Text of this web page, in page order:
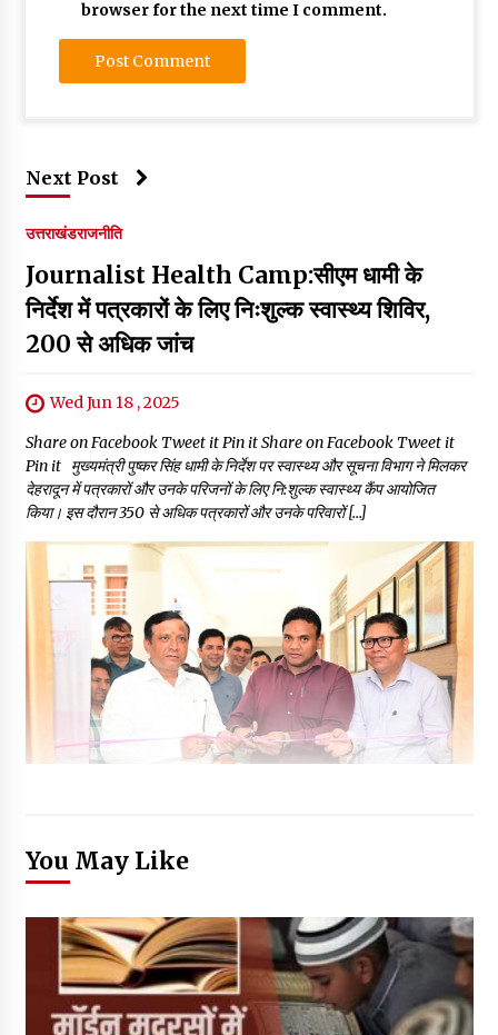
browser for the next time I comment.
Next Post
उत्तराखंडराजनीति
Journalist Health Camp:सीएम धामी के
निर्देश में पत्रकारों के लिए निःशुल्क स्वास्थ्य शिविर,
200 से अधिक जांच
Wed Jun 18 , 2025
Share on Facebook Tweet it Pin it Share on Facebook Tweet it
Pin it मुख्यमंत्री पुष्कर सिंह धामी के निर्देश पर स्वास्थ्य और सूचना विभाग ने मिलकर
देहरादून में पत्रकारों और उनके परिजनों के लिए नि:शुल्क स्वास्थ्य कैंप आयोजित
किया। इस दौरान 350 से अधिक पत्रकारों और उनके परिवारों […]
You May Like